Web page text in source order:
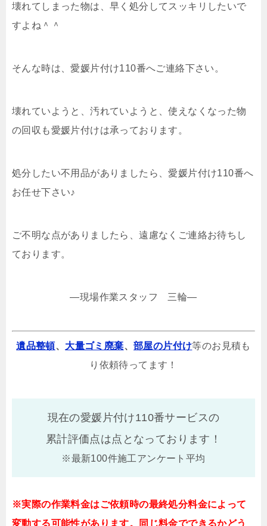
壊れてしまった物は、早く処分してスッキリしたいで
すよね＾＾
そんな時は、愛媛片付け110番へご連絡下さい。
壊れていようと、汚れていようと、使えなくなった物
の回収も愛媛片付けは承っております。
処分したい不用品がありましたら、愛媛片付け110番へ
お任せ下さい♪
ご不明な点がありましたら、遠慮なくご連絡お待ちし
ております。
—現場作業スタッフ 三輪—
遺品整頓、 大量ゴミ廃棄、 部屋の片付け等のお見積も
り依頼待ってます！
現在の愛媛片付け110番サービスの
累計評価点は点となっております！
※最新100件施工アンケート平均
※実際の作業料金はご依頼時の最終処分料金によって
変動する可能性があります。同じ料金でできるかどう